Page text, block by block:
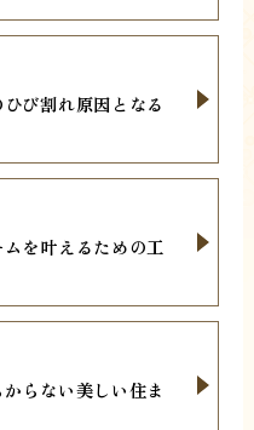
び割れ原因となる
を叶えるための工
らない美しい住ま